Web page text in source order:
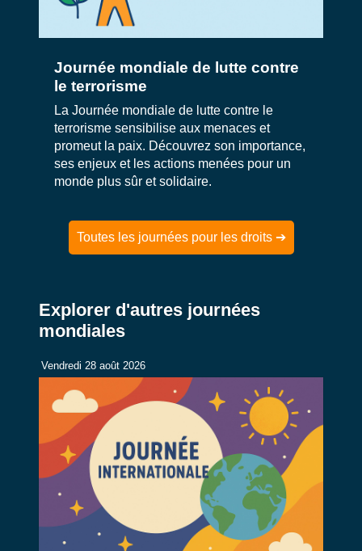
Journée mondiale de lutte contre
le terrorisme
La Journée mondiale de lutte contre le
terrorisme sensibilise aux menaces et
promeut la paix. Découvrez son importance,
ses enjeux et les actions menées pour un
monde plus sûr et solidaire.
Toutes les journées pour les droits ➔
Explorer d'autres journées
mondiales
Vendredi 28 août 2026